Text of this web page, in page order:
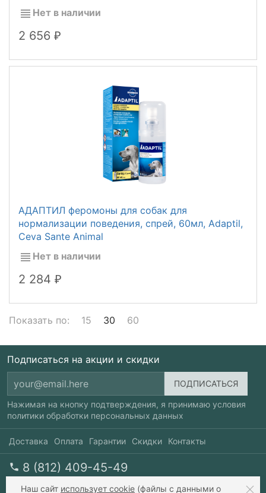
Нет в наличии
2 656 ₽
АДАПТИЛ феромоны для собак для
нормализации поведения, спрей, 60мл, Adaptil,
Ceva Sante Animal
Нет в наличии
2 284 ₽
Показать по: 15 30 60
Подписаться на акции и скидки
Нажимая на кнопку подтверждения, я принимаю условия
политики обработки персональных данных
Доставка Оплата Гарантии Скидки Контакты
8 (812) 409-45-49
перезвоните мне
пн-пт 10-20, сб 10-17
Наш сайт использует cookie (файлы с данными о